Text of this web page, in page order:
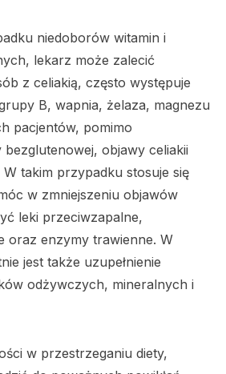
niedoborów witamin i
lekarz może zalecić
z celiakią, często występuje
B, wapnia, żelaza, magnezu
pacjentów, pomimo
bezglutenowej, objawy celiakii
takim przypadku stosuje się
w zmniejszeniu objawów
leki przeciwzapalne,
oraz enzymy trawienne. W
jest także uzupełnienie
odżywczych, mineralnych i
w przestrzeganiu diety,